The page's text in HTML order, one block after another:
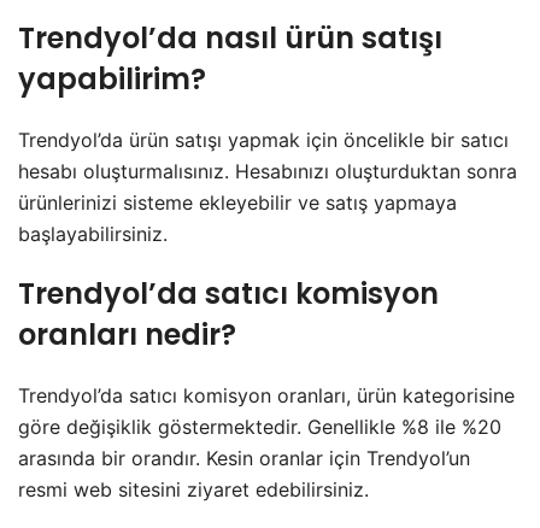
Trendyol’da nasıl ürün satışı
yapabilirim?
Trendyol’da ürün satışı yapmak için öncelikle bir satıcı
hesabı oluşturmalısınız. Hesabınızı oluşturduktan sonra
ürünlerinizi sisteme ekleyebilir ve satış yapmaya
başlayabilirsiniz.
Trendyol’da satıcı komisyon
oranları nedir?
Trendyol’da satıcı komisyon oranları, ürün kategorisine
göre değişiklik göstermektedir. Genellikle %8 ile %20
arasında bir orandır. Kesin oranlar için Trendyol’un
resmi web sitesini ziyaret edebilirsiniz.